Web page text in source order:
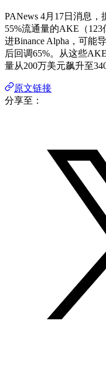
PANews 4月17日消息，
55%流通量的AKE（
进Binance Alpha，可能
后回调65%。从这些
量从200万美元飙升至
原文链接
分享至：